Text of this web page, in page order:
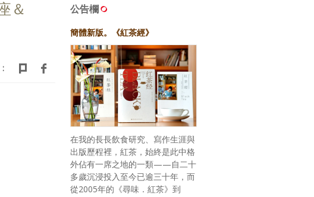
＆
:
公告欄
簡體新版。《紅茶經》
在我的長長飲食研究、寫作生涯與
出版歷程裡，紅茶，始終是此中格
外佔有一席之地的一類——自二十
多歲沉浸投入至今已逾三十年，而
從2005年的《尋味．紅茶》到